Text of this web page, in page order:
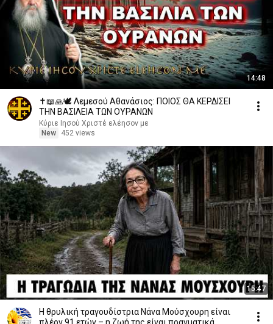
14:48
✝️📖🙏🕊️ Λεμεσού Αθανάσιος: ΠΟΙΟΣ ΘΑ ΚΕΡΔΙΣΕΙ
ΤΗΝ ΒΑΣΙΛΕΙΑ ΤΩΝ ΟΥΡΑΝΩΝ
Κύριε Ιησού Χριστέ ελέησον με
New
452 views
15:47
Η θρυλική τραγουδίστρια Νάνα Μούσχουρη είναι